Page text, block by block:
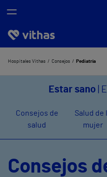
Nosotros
Hospitales Vithas Consejos Pediatría
Estar sano|
Consejos de
salud
Salud de
mujer
Consejos